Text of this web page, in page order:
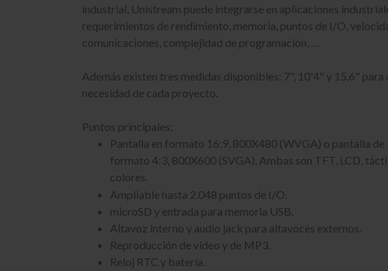
industrial, Unistream puede integrarse en aplicaciones
requerimientos de rendimiento, memoria, puntos de I/O,
comunicaciones, complejidad de programación, …
Además existen tres medidas disponibles: 7", 10'4" y 15,6" para
necesidad de cada proyecto.
Puntos principales:
Pantalla en formato 16:9, 800X480 (WVGA) o pantalla de
formato 4:3, 800X600 (SVGA). Ambas son TFT, LCD,
colores.
Ampliable hasta 2.048 puntos de I/O.
microSD y entrada para memoria USB.
Altavoz interno y audio jack para altavoces externos.
Reproducción de vídeo y de MP3.
Reloj RTC y batería.